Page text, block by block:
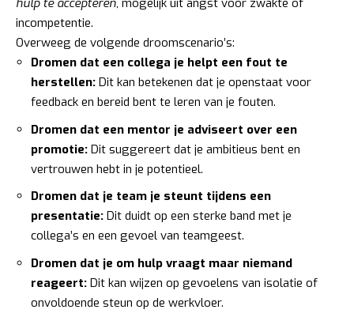
hulp te accepteren, mogelijk uit angst voor zwakte of
incompetentie.
Overweeg de volgende droomscenario’s:
Dromen dat een collega je helpt een fout te
herstellen: Dit kan betekenen dat je openstaat voor
feedback en bereid bent te leren van je fouten.
Dromen dat een mentor je adviseert over een
promotie: Dit suggereert dat je ambitieus bent en
vertrouwen hebt in je potentieel.
Dromen dat je team je steunt tijdens een
presentatie: Dit duidt op een sterke band met je
collega’s en een gevoel van teamgeest.
Dromen dat je om hulp vraagt maar niemand
reageert: Dit kan wijzen op gevoelens van isolatie of
onvoldoende steun op de werkvloer.